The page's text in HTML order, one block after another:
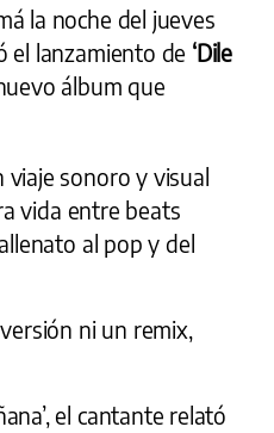
la noche del jueves
el lanzamiento de ‘Dile
álbum que
viaje sonoro y visual
vida entre beats
al pop y del
ni un remix,
el cantante relató